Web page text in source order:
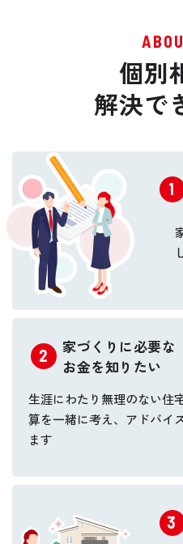
個別
解決で
家づくりに必要な
お金を知りたい
生涯にわたり無理のない住
算を一緒に考え、アドバイ
ます